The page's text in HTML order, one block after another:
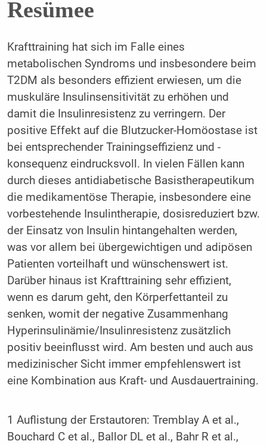
Resümee
Krafttraining hat sich im Falle eines
metabolischen Syndroms und insbesondere beim
T2DM als besonders effizient erwiesen, um die
muskuläre Insulinsensitivität zu erhöhen und
damit die Insulinresistenz zu verringern. Der
positive Effekt auf die Blutzucker-Homöostase ist
bei entsprechender Trainingseffizienz und -
konsequenz eindrucksvoll. In vielen Fällen kann
durch dieses antidiabetische Basistherapeutikum
die medikamentöse Therapie, insbesondere eine
vorbestehende Insulintherapie, dosisreduziert bzw.
der Einsatz von Insulin hintangehalten werden,
was vor allem bei übergewichtigen und adipösen
Patienten vorteilhaft und wünschenswert ist.
Darüber hinaus ist Krafttraining sehr effizient,
wenn es darum geht, den Körperfettanteil zu
senken, womit der negative Zusammenhang
Hyperinsulinämie/Insulinresistenz zusätzlich
positiv beeinflusst wird. Am besten und auch aus
medizinischer Sicht immer empfehlenswert ist
eine Kombination aus Kraft- und Ausdauertraining.
1 Auflistung der Erstautoren: Tremblay A et al.,
Bouchard C et al., Ballor DL et al., Bahr R et al.,